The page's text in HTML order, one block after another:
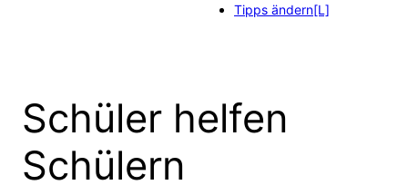
Tipps ändern[L]
Schüler helfen
Schülern